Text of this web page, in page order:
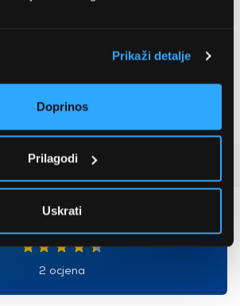
Prikaži detalje
Doprinos
Prilagodi
Uskrati
Doba Ultrona Quinjet
4.5
2 ocjena